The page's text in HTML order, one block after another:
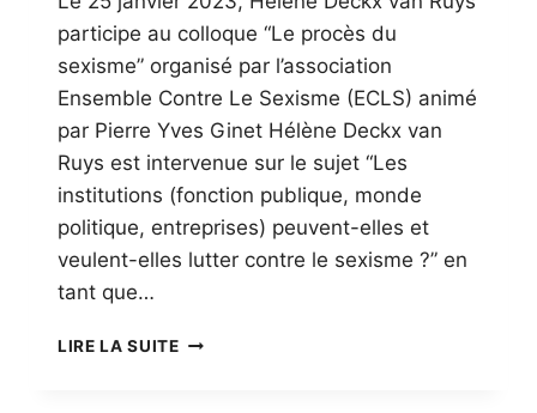
participe au colloque “Le procès du
sexisme” organisé par l’association
Ensemble Contre Le Sexisme (ECLS) animé
par Pierre Yves Ginet Hélène Deckx van
Ruys est intervenue sur le sujet “Les
institutions (fonction publique, monde
politique, entreprises) peuvent-elles et
veulent-elles lutter contre le sexisme ?” en
tant que…
LIRE LA SUITELES